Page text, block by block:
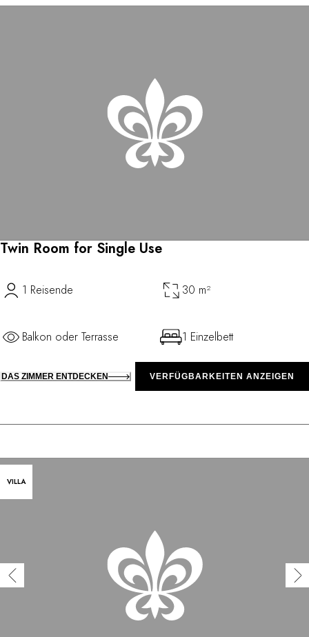
Twin Room for Single Use
1 Reisende 30 m²
Balkon oder Terrasse 1 Einzelbett
DAS ZIMMER ENTDECKEN VERFÜGBARKEITEN ANZEIGEN
VILLA